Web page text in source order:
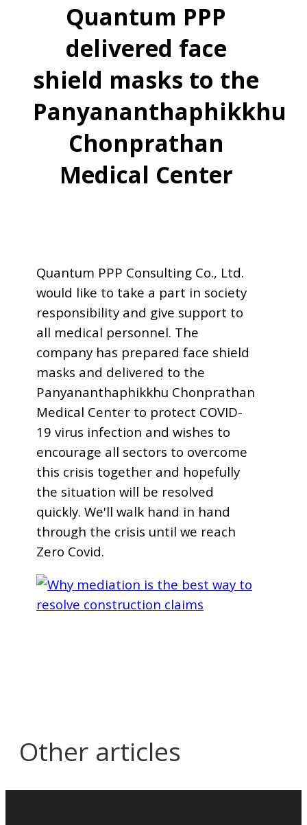
Quantum PPP
delivered face
shield masks to the
Panyananthaphikkhu
Chonprathan
Medical Center
Quantum PPP Consulting Co., Ltd.
would like to take a part in society
responsibility and give support to
all medical personnel. The
company has prepared face shield
masks and delivered to the
Panyananthaphikkhu Chonprathan
Medical Center to protect COVID-
19 virus infection and wishes to
encourage all sectors to overcome
this crisis together and hopefully
the situation will be resolved
quickly. We'll walk hand in hand
through the crisis until we reach
Zero Covid.
Other articles